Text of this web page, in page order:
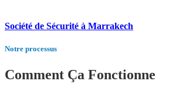
Société de Sécurité à Marrakech
Notre processus
Comment Ça Fonctionne